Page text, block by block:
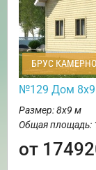
БРУС
№129 Дом 8х9
Размер: 8х9 м
Общая площадь:
от